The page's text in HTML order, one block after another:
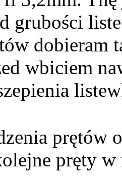
grubości
dobieram
wbiciem
prętów
pręty w